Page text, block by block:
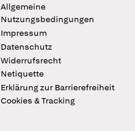
Allgemeine
Nutzungsbedingungen
Impressum
Datenschutz
Widerrufsrecht
Netiquette
Erklärung zur Barrierefreiheit
Cookies & Tracking